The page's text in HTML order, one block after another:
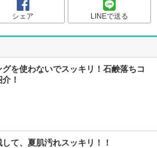
シェア LINEで送る
グを使わないでスッキリ！石鹸落ちコ
！
して、夏肌汚れスッキリ！！